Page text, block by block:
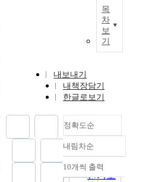
목
차
보
기
내보내기
내책장담기
한글로보기
정확도순
정확도
순
인기도
내림차순
내림차순
10개씩 출력